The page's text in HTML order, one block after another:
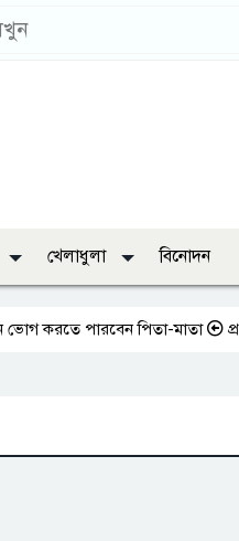
খেলাধুলা বিনোদন
পারবেন পিতা-মাতা